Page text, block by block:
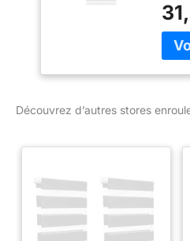
et
:】
suffit
ou
【
Découvrez d’autres stores